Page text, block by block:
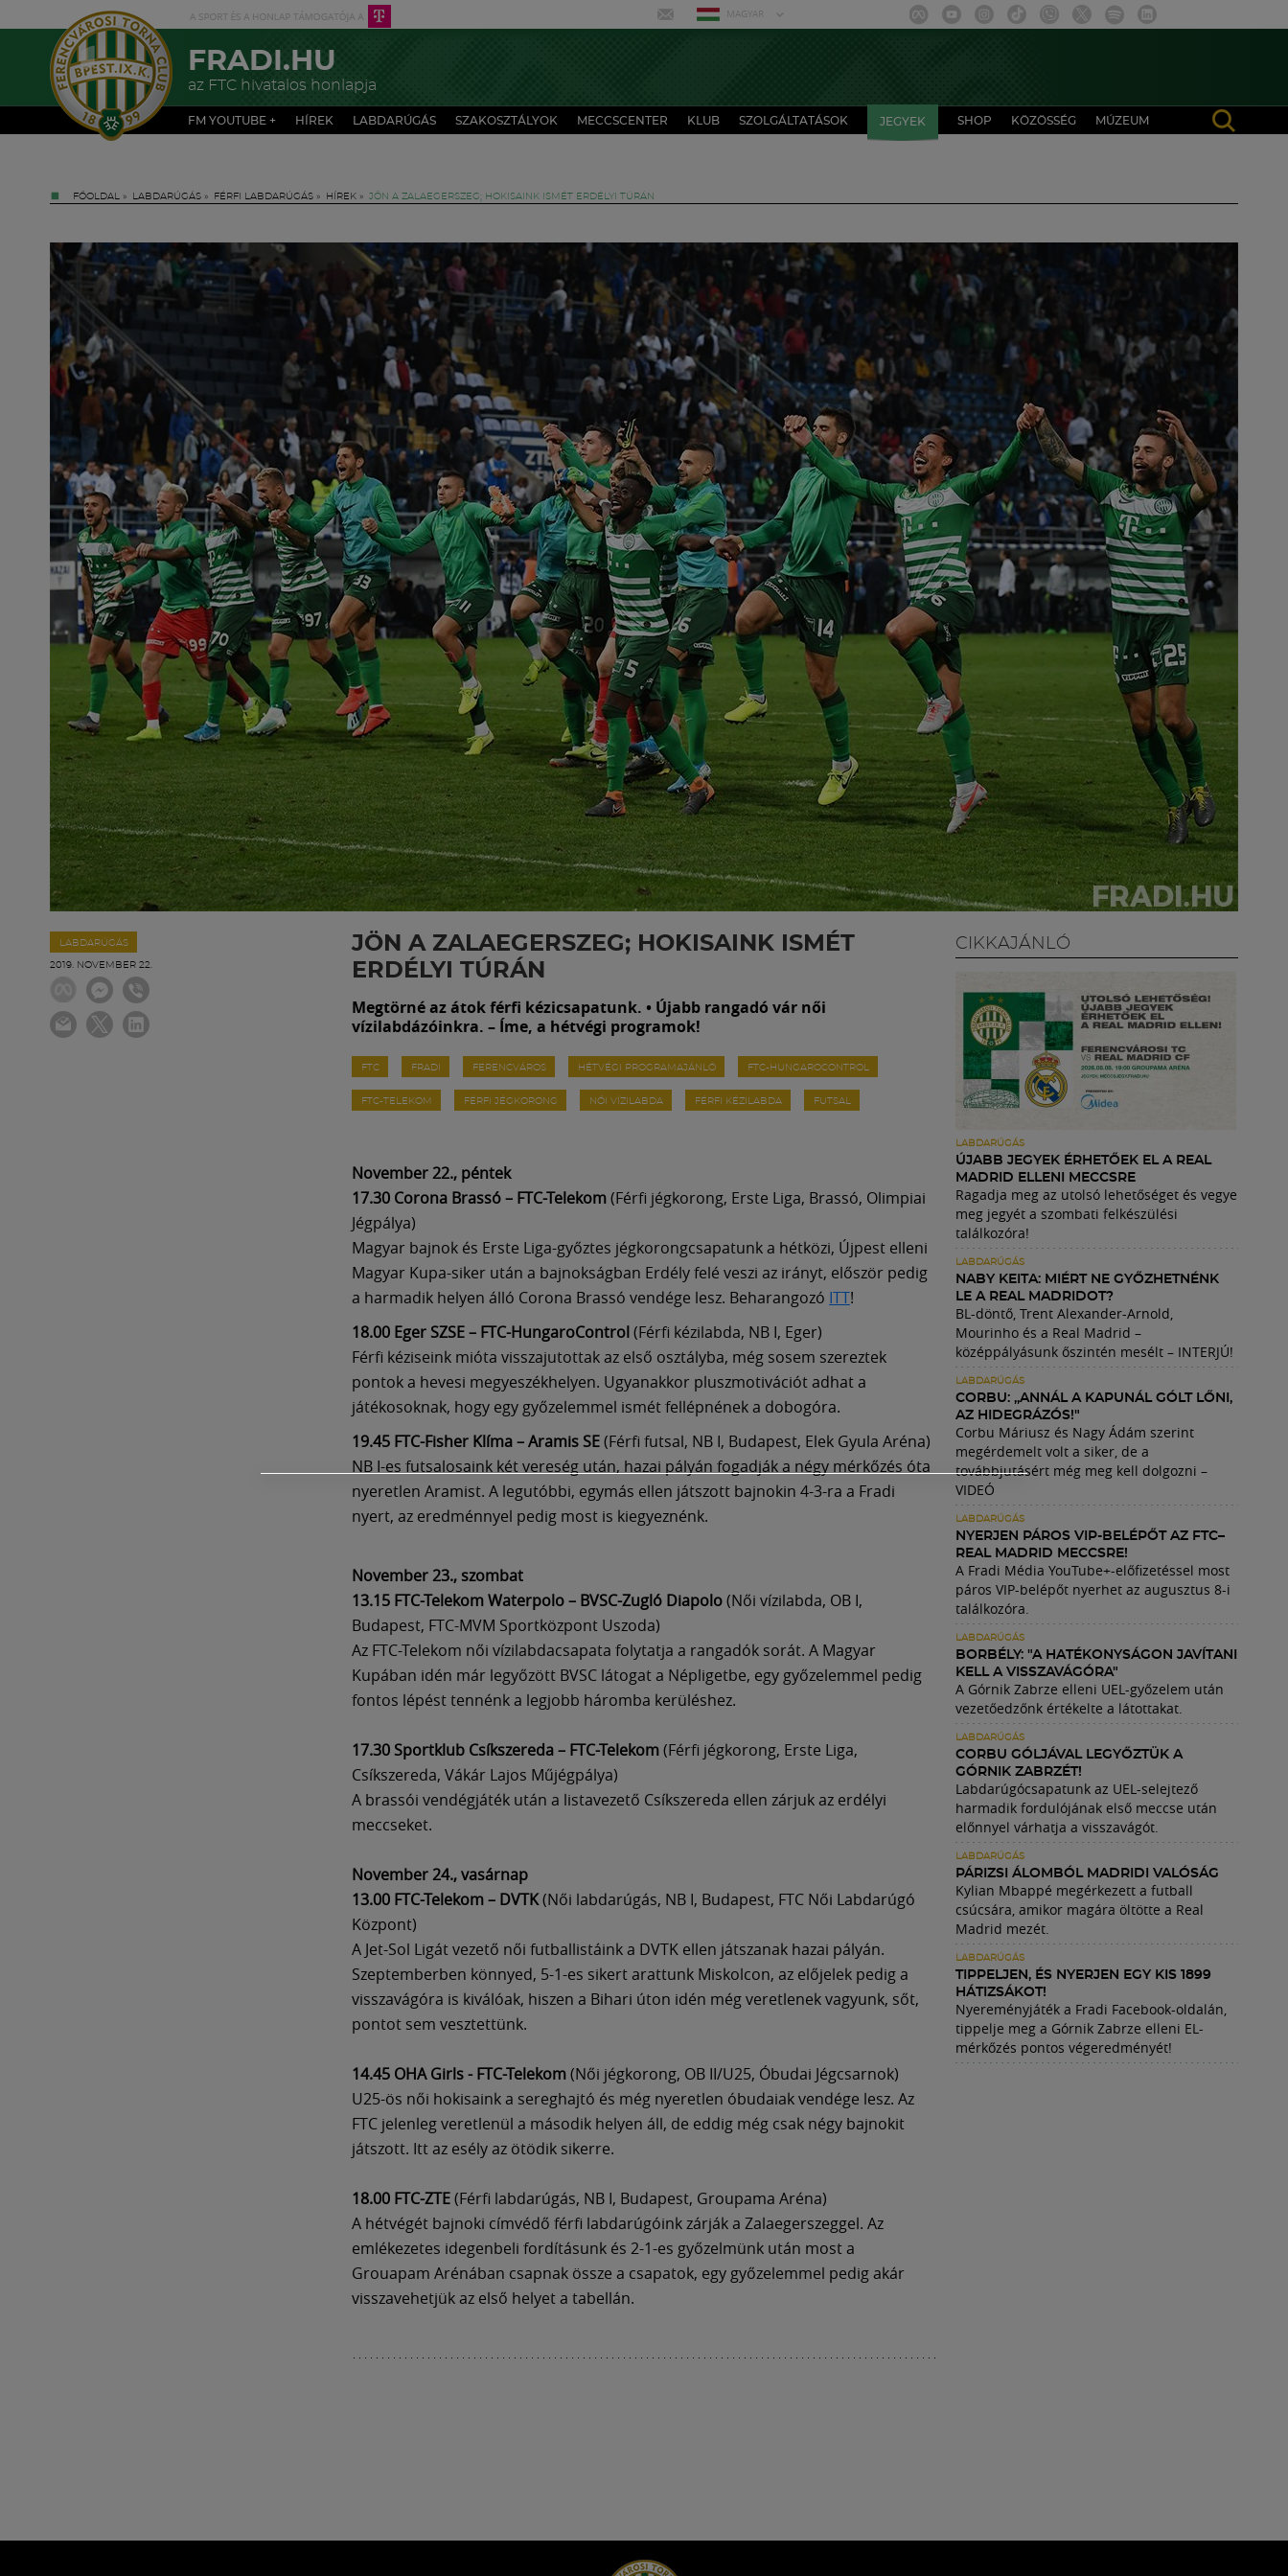
MAGYAR
FRADI.HU
az FTC hivatalos honlapja
FM YOUTUBE + HÍREK LABDARÚGÁS SZAKOSZTÁLYOK MECCSCENTER KLUB SZOLGÁLTATÁSOK JEGYEK SHOP KÖZÖSSÉG MÚZEUM
FŐOLDAL » LABDARÚGÁS » FÉRFI LABDARÚGÁS » HÍREK » JÖN A ZALAEGERSZEG; HOKISAINK ISMÉT ERDÉLYI TÚRÁN
LABDARÚGÁS
2019. NOVEMBER 22.
JÖN A ZALAEGERSZEG; HOKISAINK ISMÉT
ERDÉLYI TÚRÁN
Megtörné az átok férfi kézicsapatunk. • Újabb rangadó vár női
vízilabdázóinkra. – Íme, a hétvégi programok!
FTC FRADI FERENCVÁROS HÉTVÉGI PROGRAMAJÁNLÓ FTC-HUNGAROCONTROL
FTC-TELEKOM FÉRFI JÉGKORONG NŐI VÍZILABDA FÉRFI KÉZILABDA FUTSAL
November 22., péntek
17.30 Corona Brassó – FTC-Telekom(Férfi jégkorong, Erste Liga, Brassó, Olimpiai
Jégpálya)
Magyar bajnok és Erste Liga-győztes jégkorongcsapatunk a hétközi, Újpest elleni
Magyar Kupa-siker után a bajnokságban Erdély felé veszi az irányt, először pedig
a harmadik helyen álló Corona Brassó vendége lesz. Beharangozó ITT!
18.00 Eger SZSE – FTC-HungaroControl(Férfi kézilabda, NB I, Eger)
Férfi kéziseink mióta visszajutottak az első osztályba, még sosem szereztek
pontok a hevesi megyeszékhelyen. Ugyanakkor pluszmotivációt adhat a
játékosoknak, hogy egy győzelemmel ismét fellépnének a dobogóra.
19.45 FTC-Fisher Klíma – Aramis SE(Férfi futsal, NB I, Budapest, Elek Gyula Aréna)
NB I-es futsalosaink két vereség után, hazai pályán fogadják a négy mérkőzés óta
nyeretlen Aramist. A legutóbbi, egymás ellen játszott bajnokin 4-3-ra a Fradi
nyert, az eredménnyel pedig most is kiegyeznénk.
November 23., szombat
13.15 FTC-Telekom Waterpolo – BVSC-Zugló Diapolo(Női vízilabda, OB I,
Budapest, FTC-MVM Sportközpont Uszoda)
Az FTC-Telekom női vízilabdacsapata folytatja a rangadók sorát. A Magyar
Kupában idén már legyőzött BVSC látogat a Népligetbe, egy győzelemmel pedig
fontos lépést tennénk a legjobb háromba kerüléshez.
17.30 Sportklub Csíkszereda – FTC-Telekom(Férfi jégkorong, Erste Liga,
Csíkszereda, Vákár Lajos Műjégpálya)
A brassói vendégjáték után a listavezető Csíkszereda ellen zárjuk az erdélyi
meccseket.
November 24., vasárnap
13.00 FTC-Telekom – DVTK(Női labdarúgás, NB I, Budapest, FTC Női Labdarúgó
Központ)
A Jet-Sol Ligát vezető női futballistáink a DVTK ellen játszanak hazai pályán.
Szeptemberben könnyed, 5-1-es sikert arattunk Miskolcon, az előjelek pedig a
visszavágóra is kiválóak, hiszen a Bihari úton idén még veretlenek vagyunk, sőt,
pontot sem vesztettünk.
14.45 OHA Girls - FTC-Telekom(Női jégkorong, OB II/U25, Óbudai Jégcsarnok)
U25-ös női hokisaink a sereghajtó és még nyeretlen óbudaiak vendége lesz. Az
FTC jelenleg veretlenül a második helyen áll, de eddig még csak négy bajnokit
játszott. Itt az esély az ötödik sikerre.
18.00 FTC-ZTE(Férfi labdarúgás, NB I, Budapest, Groupama Aréna)
A hétvégét bajnoki címvédő férfi labdarúgóink zárják a Zalaegerszeggel. Az
emlékezetes idegenbeli fordításunk és 2-1-es győzelmünk után most a
Grouapam Arénában csapnak össze a csapatok, egy győzelemmel pedig akár
visszavehetjük az első helyet a tabellán.
CIKKAJÁNLÓ
LABDARÚGÁS
ÚJABB JEGYEK ÉRHETŐEK EL A REAL
MADRID ELLENI MECCSRE
Ragadja meg az utolsó lehetőséget és vegye
meg jegyét a szombati felkészülési
találkozóra!
LABDARÚGÁS
NABY KEITA: MIÉRT NE GYŐZHETNÉNK
LE A REAL MADRIDOT?
BL-döntő, Trent Alexander-Arnold,
Mourinho és a Real Madrid –
középpályásunk őszintén mesélt – INTERJÚ!
LABDARÚGÁS
CORBU: „ANNÁL A KAPUNÁL GÓLT LŐNI,
AZ HIDEGRÁZÓS!"
Corbu Máriusz és Nagy Ádám szerint
megérdemelt volt a siker, de a
továbbjutásért még meg kell dolgozni –
VIDEÓ
LABDARÚGÁS
NYERJEN PÁROS VIP-BELÉPŐT AZ FTC–
REAL MADRID MECCSRE!
A Fradi Média YouTube+-előfizetéssel most
páros VIP-belépőt nyerhet az augusztus 8-i
találkozóra.
LABDARÚGÁS
BORBÉLY: "A HATÉKONYSÁGON JAVÍTANI
KELL A VISSZAVÁGÓRA"
A Górnik Zabrze elleni UEL-győzelem után
vezetőedzőnk értékelte a látottakat.
LABDARÚGÁS
CORBU GÓLJÁVAL LEGYŐZTÜK A
GÓRNIK ZABRZÉT!
Labdarúgócsapatunk az UEL-selejtező
harmadik fordulójának első meccse után
előnnyel várhatja a visszavágót.
LABDARÚGÁS
PÁRIZSI ÁLOMBÓL MADRIDI VALÓSÁG
Kylian Mbappé megérkezett a futball
csúcsára, amikor magára öltötte a Real
Madrid mezét.
LABDARÚGÁS
TIPPELJEN, ÉS NYERJEN EGY KIS 1899
HÁTIZSÁKOT!
Nyereményjáték a Fradi Facebook-oldalán,
tippelje meg a Górnik Zabrze elleni EL-
mérkőzés pontos végeredményét!